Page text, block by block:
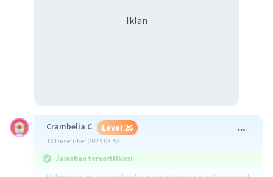
Iklan
Crambelia C Level 26
13 Desember 2023 03:52
Jawaban terverifikasi